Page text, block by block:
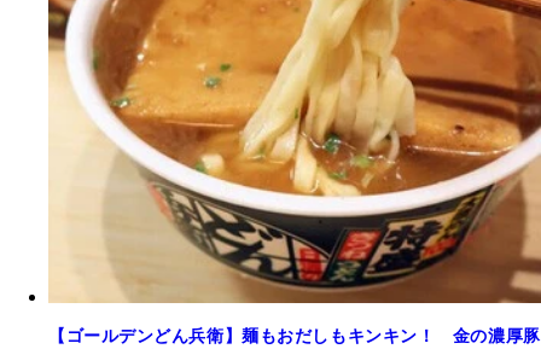
【ゴールデンどん兵衛】麺もおだしもキンキン！ 金の濃厚豚